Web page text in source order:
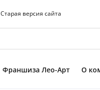
Старая версия сайта
Франшиза Лео-Арт О